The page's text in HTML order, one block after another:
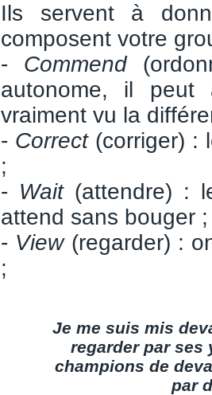
Ils servent à
composent votre
- Commend
autonome, il peut
vraiment vu la
- Correct(corriger) :
;
- Wait(attendre) :
attend sans bouger ;
- View(regarder) :
;
Je me suis mis
regarder par ses
champions de
par